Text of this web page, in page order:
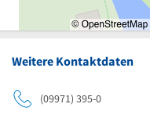
Weitere Kontaktdaten
(09971) 395-0